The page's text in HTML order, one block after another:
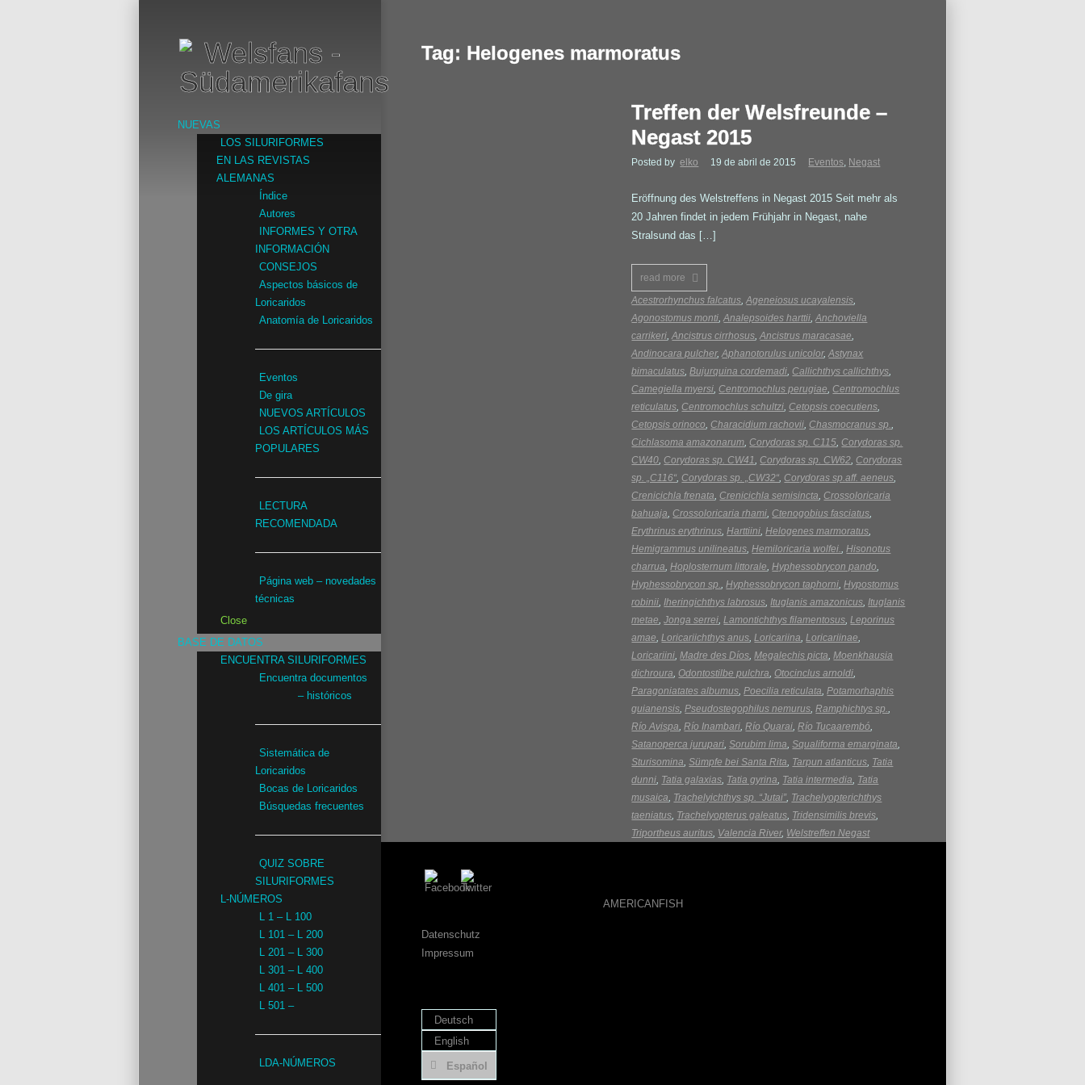
NUEVAS
LOS SILURIFORMES
EN LAS REVISTAS
ALEMANAS
Índice
Autores
INFORMES Y OTRA
INFORMACIÓN
CONSEJOS
Aspectos básicos de
Loricaridos
Anatomía de Loricaridos
Eventos
De gira
NUEVOS ARTÍCULOS
LOS ARTÍCULOS MÁS
POPULARES
LECTURA
RECOMENDADA
Página web – novedades
técnicas
Close
BASE DE DATOS
ENCUENTRA SILURIFORMES
Encuentra documentos
– históricos
Sistemática de
Loricaridos
Bocas de Loricaridos
Búsquedas frecuentes
QUIZ SOBRE
SILURIFORMES
L-NÚMEROS
L 1 – L 100
L 101 – L 200
L 201 – L 300
L 301 – L 400
L 401 – L 500
L 501 –
LDA-NÚMEROS
Tag: Helogenes marmoratus
Treffen der Welsfreunde –
Negast 2015
Posted by elko 19 de abril de 2015 Eventos, Negast
Eröffnung des Welstreffens in Negast 2015 Seit mehr als
20 Jahren findet in jedem Frühjahr in Negast, nahe
Stralsund das […]
read more
Acestrorhynchus falcatus,Ageneiosus ucayalensis,
Agonostomus monti,Analepsoides harttii,Anchoviella
carrikeri,Ancistrus cirrhosus,Ancistrus maracasae,
Andinocara pulcher,Aphanotorulus unicolor,Astynax
bimaculatus,Bujurquina cordemadi, Callichthys callichthys,
Camegiella myersi, Centromochlus perugiae, Centromochlus
reticulatus, Centromochlus schultzi, Cetopsis coecutiens,
Cetopsis orinoco, Characidium rachovii, Chasmocranus sp.,
Cichlasoma amazonarum, Corydoras sp. C115, Corydoras sp.
CW40, Corydoras sp. CW41, Corydoras sp. CW62, Corydoras
sp. „C116“, Corydoras sp. „CW32“, Corydoras sp.aff. aeneus,
Crenicichla frenata, Crenicichla semisincta, Crossoloricaria
bahuaja, Crossoloricaria rhami, Ctenogobius fasciatus,
Erythrinus erythrinus,Harttiini,Helogenes marmoratus,
Hemigrammus unilineatus,Hemiloricaria wolfei.,Hisonotus
charrua,Hoplosternum littorale,Hyphessobrycon pando,
Hyphessobrycon sp.,Hyphessobrycon taphorni,Hypostomus
robinii,Iheringichthys labrosus,Ituglanis amazonicus,Ituglanis
metae,Jonga serrei,Lamontichthys filamentosus,Leporinus
amae,Loricariichthys anus,Loricariina,Loricariinae,
Loricariini,Madre des Díos,Megalechis picta,Moenkhausia
dichroura, Odontostilbe pulchra, Otocinclus arnoldi,
Paragoniatates albumus,Poecilia reticulata,Potamorhaphis
guianensis,Pseudostegophilus nemurus,Ramphichtys sp.,
Río Avispa,Río Inambari,Río Quarai,Río Tucaarembó,
Satanoperca jurupari,Sorubim lima,Squaliforma emarginata,
Sturisomina,Sümpfe bei Santa Rita, Tarpun atlanticus, Tatia
dunni, Tatia galaxias, Tatia gyrina, Tatia intermedia, Tatia
musaica, Trachelyichthys sp. “Jutai”, Trachelyopterichthys
taeniatus, Trachelyopterus galeatus, Tridensimilis brevis,
Triportheus auritus, Valencia River, Welstreffen Negast
AMERICANFISH
Datenschutz
Impressum
Deutsch
English
Español